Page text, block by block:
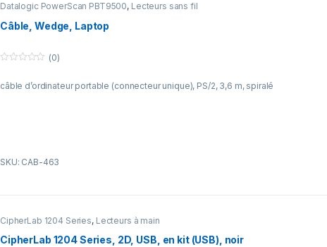
Datalogic PowerScan PBT9500, Lecteurs sans fil
Câble, Wedge, Laptop
u
(0)
câble d’ordinateur portable (connecteur unique), PS/2, 3,6 m, spiralé
SKU: CAB-463
CipherLab 1204 Series, Lecteurs à main
CipherLab 1204 Series, 2D, USB, en kit (USB), noir